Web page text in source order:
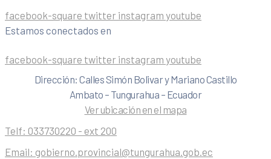
facebook-square twitter instagram youtube
Estamos conectados en
facebook-square twitter instagram youtube
Dirección: Calles Simón Bolivar y Mariano Castillo
Ambato – Tungurahua – Ecuador
Ver ubicación en el mapa
Telf: 033730220 - ext 200
Email: gobierno.provincial@tungurahua.gob.ec